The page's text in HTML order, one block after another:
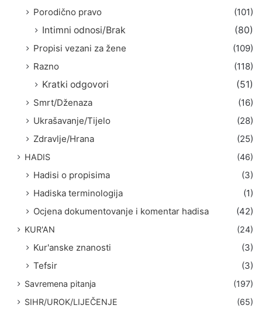
Porodično pravo
(101)
Intimni odnosi/Brak
(80)
Propisi vezani za žene
(109)
Razno
(118)
Kratki odgovori
(51)
Smrt/Dženaza
(16)
Ukrašavanje/Tijelo
(28)
Zdravlje/Hrana
(25)
HADIS (46)
Hadisi o propisima
(3)
Hadiska terminologija
(1)
Ocjena dokumentovanje i komentar hadisa
(42)
KUR'AN (24)
Kur'anske znanosti
(3)
Tefsir
(3)
Savremena pitanja
(197)
SIHR/UROK/LIJEČENJE
(65)